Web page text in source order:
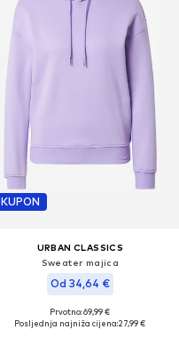
KUPON
URBAN CLASSICS
Sweater majica
Od 34,64 €
+9
veličine: XS, S, M, XL, XXXL, 5XL
Prvotno: 69,99 €
Posljednja najniža cijena:27,99 €